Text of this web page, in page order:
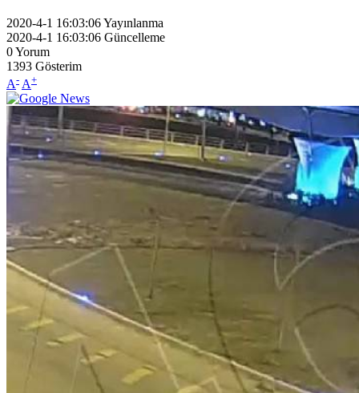
2020-4-1 16:03:06Yayınlanma
2020-4-1 16:03:06 Güncelleme
0Yorum
1393 Gösterim
A- A+